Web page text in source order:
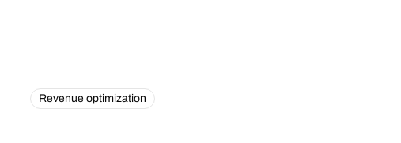
Revenue optimization